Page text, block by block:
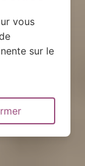
vous
sur le